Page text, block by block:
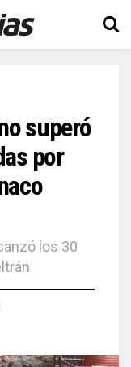
superó
por
los 30